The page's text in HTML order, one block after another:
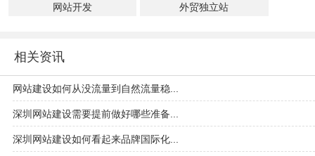
网站开发 外贸独立站
相关资讯
网站建设如何从没流量到自然流量稳...
深圳网站建设需要提前做好哪些准备...
深圳网站建设如何看起来品牌国际化...